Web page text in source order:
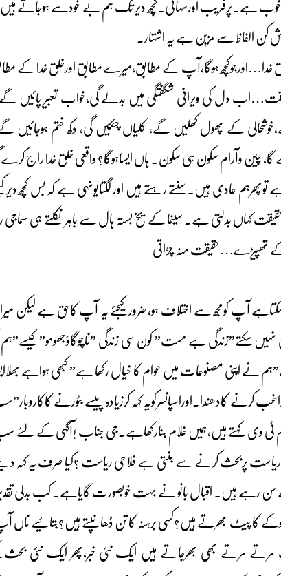
ہے۔پرفریب اورسہانی۔کچھ دیر تک ہم بے خودسے ہوجاتے
کن الفاظ سے مزین ہے یہ اشتہار۔
ہوگا،آپ کے مطابق،میرے مطابق اورخلق خدا کے
دل کی ویرانی شگفتگی میں بدلے گی،خواب تعبیر
کے پھول کھلیں گے، کلیاں چٹکیں گی، دکھ ختم ہوجائیں
چین وآرام سکون ہی سکون۔ ہاں ایساہوگا؟ واقعی خلق خدا راج
عادی ہیں۔سنتے رہتے ہیں اور لگتایونہی ہے کہ بس کچھ
کہاں بدلتی ہے۔ سینما کے یخ بستہ ہال سے باہر نکلتے ہی سماجی
تھپیڑے…حقیقت منہ چڑاتی
آپ کومجھ سے اختلاف ہو، ضرور کیجئے یہ آپ کاحق ہے لیکن
نہیں سکتے”زندگی ہے مست” کون سی زندگی ”ناچوگاؤجھومو”
نے اپنی مصنوعات میں عوام کا خیال رکھا ہے” کبھی ہواہے
کرنے کادھندا۔اوراسپانسرکویہ کہہ کرزیادہ پیسے بٹورنے
کہتے ہیں،ہمیں غلام بنارکھاہے۔جی جناب !آگہی کے لئے سب
ریاست پربحث کرنے سے بنتی ہے فلاحی ریاست ؟کیا صرف یہ کہہ
کا پیٹ بھرتے ہیں؟کسی برہنہ کا تن ڈھانپتے ہیں؟بتائیے ناں
مرتے مرتے بھی بھرجاتے ہیں ایک نئی خبر،پھر ایک نئی